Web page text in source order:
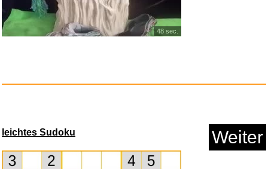
48 sec.
leichtes Sudoku Weiter